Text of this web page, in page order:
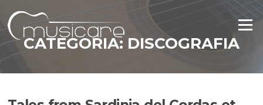
contenuto
Menu
CATEGORIA: DISCOGRAFIA